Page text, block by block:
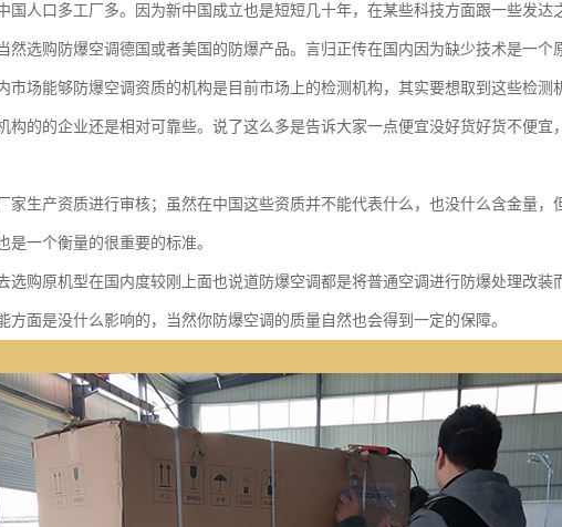
国人口多工厂多。因为新中国成立也是短短几十年，在某些科技方面跟一些发达
然选购防爆空调德国或者美国的防爆产品。言归正传在国内因为缺少技术是一个
市场能够防爆空调资质的机构是目前市场上的检测机构，其实要想取到这些检测
构的的企业还是相对可靠些。说了这么多是告诉大家一点便宜没好货好货不便宜
家生产资质进行审核；虽然在中国这些资质并不能代表什么，也没什么含金量，
一个衡量的很重要的标准。
选购原机型在国内度较刚上面也说道防爆空调都是将普通空调进行防爆处理改装
方面是没什么影响的，当然你防爆空调的质量自然也会得到一定的保障。